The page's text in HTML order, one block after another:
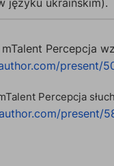
języku ukraińskim).
Percepcja
present/
Percepcja
present/